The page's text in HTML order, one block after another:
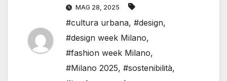
MAG 28, 2025
#cultura urbana, #design,
#design week Milano,
#fashion week Milano,
#Milano 2025, #sostenibilità,